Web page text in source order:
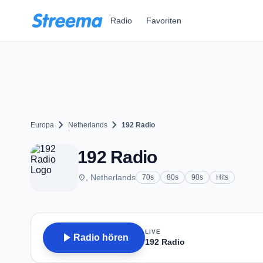
Radio Favoriten
Europa chevron_right Netherlands chevron_right 192 Radio
192 Radio
place , Netherlands 70s 80s 90s Hits
play_arrow Radio hören
LIVE
192 Radio